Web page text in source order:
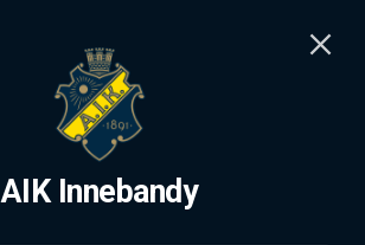
AIK Innebandy